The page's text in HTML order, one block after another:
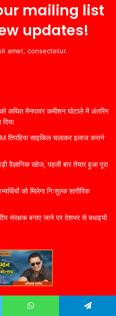
mailing list
updates!
amet, consectetur.
कथित मैनपावर कमीशन घोटाले में अंतरिम
साइकिल चलाकर इलाज कराने
वैज्ञानिक खोज, पहली बार तैयार हुआ पूरा
को मिलेगा निःशुल्क शारीरिक
संरक्षक बनाए जाने पर देशभर से बधाइयों